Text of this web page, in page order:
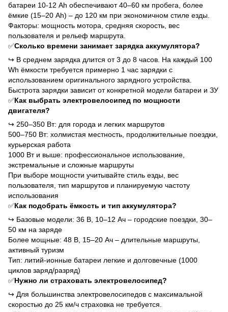
батареи 10-12 Ah обеспечивают 40–60 км пробега, более
ёмкие (15–20 Ah) – до 120 км при экономичном стиле езды.
Факторы: мощность мотора, средняя скорость, вес
пользователя и рельеф маршрута.
✅Сколько времени занимает зарядка аккумулятора?
↪ В среднем зарядка длится от 3 до 8 часов. На каждый 100
Wh ёмкости требуется примерно 1 час зарядки с
использованием оригинального зарядного устройства.
Быстрота зарядки зависит от конкретной модели батареи и ЗУ
✅Как выбрать электровелосипед по мощности
двигателя?
↪ 250–350 Вт: для города и легких маршрутов
500–750 Вт: холмистая местность, продолжительные поездки,
курьерская работа
1000 Вт и выше: профессиональное использование,
экстремальные и сложные маршруты
При выборе мощности учитывайте стиль езды, вес
пользователя, тип маршрутов и планируемую частоту
использования
✅Как подобрать ёмкость и тип аккумулятора?
↪ Базовые модели: 36 В, 10–12 Ач – городские поездки, 30–
50 км на заряде
Более мощные: 48 В, 15–20 Ач – длительные маршруты,
активный туризм
Тип: литий-ионные батареи легкие и долговечные (1000
циклов заряд/разряд)
✅Нужно ли страховать электровелосипед?
↪ Для большинства электровелосипедов с максимальной
скоростью до 25 км/ч страховка не требуется.